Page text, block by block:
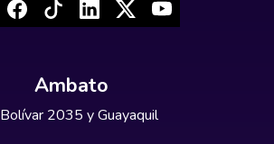
Ambato
Bolívar 2035 y Guayaquil